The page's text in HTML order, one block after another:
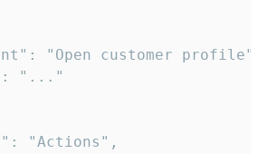
"Open customer
"..."
"Actions",